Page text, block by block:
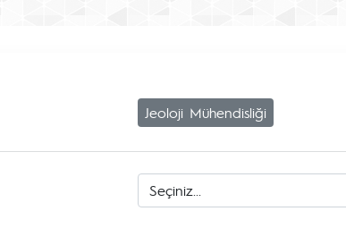
Jeoloji Mühendisliği